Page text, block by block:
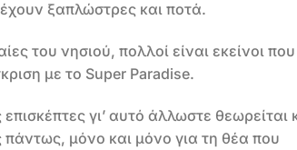
ξαπλώστρες και ποτά.
του νησιού, πολλοί είναι εκείνοι που
με το Super Paradise.
γι’ αυτό άλλωστε θεωρείται
πάντως, μόνο και μόνο για τη θέα που